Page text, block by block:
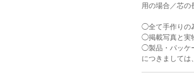
用の場合／芯の
◯全て手作りの
◯掲載写真と実
◯製品・パッケ
につきましては